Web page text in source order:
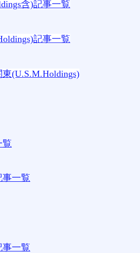
含)記事一覧
記事一覧
(U.S.M.Holdings)
覧
事一覧
事一覧